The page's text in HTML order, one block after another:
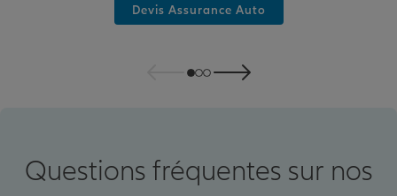
Devis Assurance Auto
Questions fréquentes sur nos